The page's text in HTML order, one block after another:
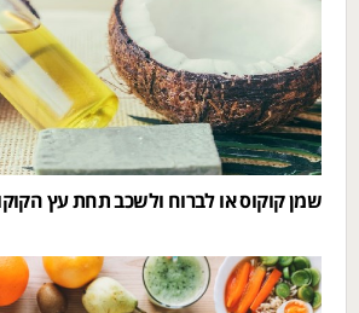
שמן קוקוס או לברוח ולשכב תחת עץ